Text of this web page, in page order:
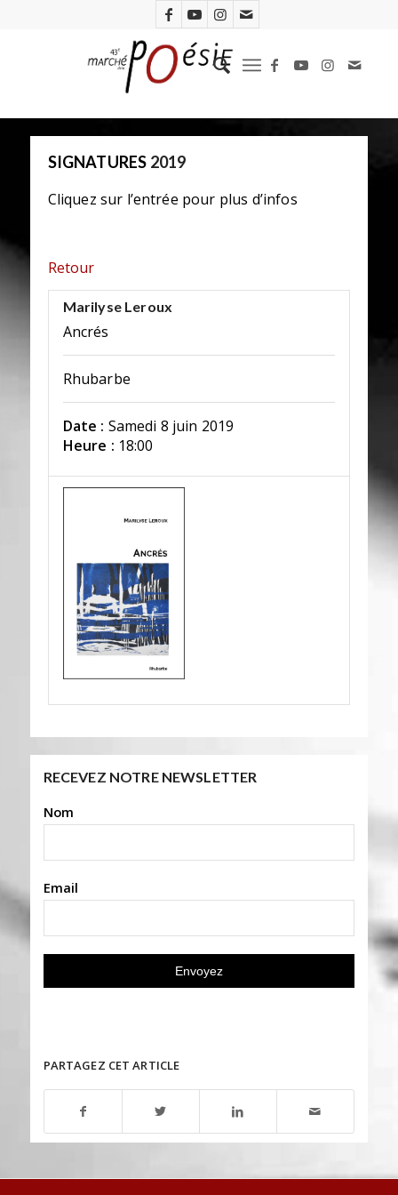
SIGNATURES 2019
Cliquez sur l’entrée pour plus d’infos
Retour
Marilyse Leroux
Ancrés
Rhubarbe
Date : Samedi 8 juin 2019
Heure : 18:00
RECEVEZ NOTRE NEWSLETTER
Nom
Email
PARTAGEZ CET ARTICLE